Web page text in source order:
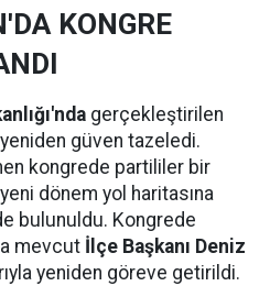
KONGRE
gerçekleştirilen
yeniden güven tazeledi.
kongrede partililer bir
dönem yol haritasına
bulunuldu. Kongrede
mevcut İlçe Başkanı Deniz
yeniden göreve getirildi.